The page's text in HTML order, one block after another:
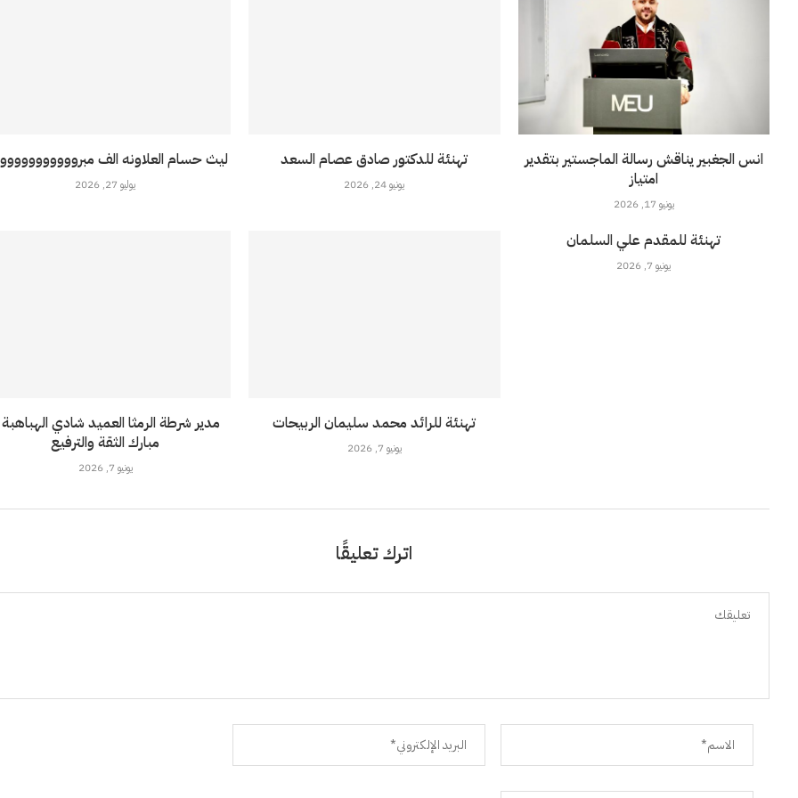
ليث حسام العلاونه الف
يوليو 27, 2026
تهنئة للدكتور صادق عصام السعد
يونيو 24, 2026
انس الجغبير يناقش رسالة الماجستير بتقدير
امتياز
يونيو 17, 2026
مدير شرطة الرمثا العميد شادي
مبارك الثقة والترفيع
يونيو 7, 2026
تهنئة للرائد محمد سليمان الربيحات
يونيو 7, 2026
تهنئة للمقدم علي السلمان
يونيو 7, 2026
اترك تعليقًا